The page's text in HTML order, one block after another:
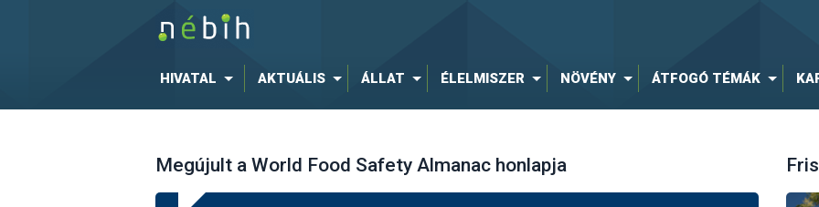
HIVATAL AKTUÁLIS ÁLLAT ÉLELMISZER NÖVÉNY ÁTFOGÓ TÉMÁK
Megújult a World Food Safety Almanac honlapja